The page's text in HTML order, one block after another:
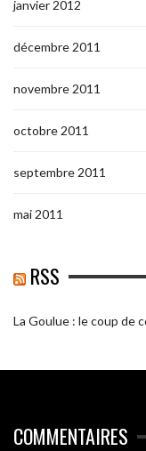
janvier 2012
décembre 2011
novembre 2011
octobre 2011
septembre 2011
mai 2011
RSS
La Goulue : le coup de
COMMENTAIRES